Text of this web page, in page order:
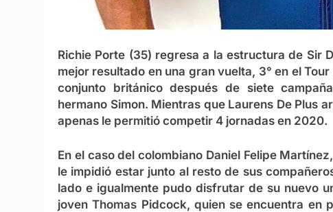
Richie Porte (35) regresa a la estructura de Sir
mejor resultado en una gran vuelta, 3° en el
conjunto británico después de siete
hermano Simon. Mientras que Laurens De Plus
apenas le permitió competir 4 jornadas en 2020.
En el caso del colombiano Daniel Felipe
le impidió estar junto al resto de sus
lado e igualmente pudo disfrutar de su nuevo
joven Thomas Pidcock, quien se encuentra en